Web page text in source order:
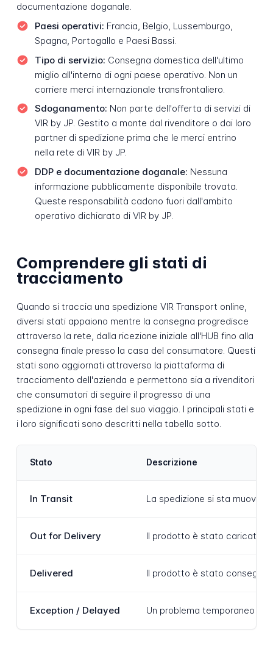
documentazione doganale.
Paesi operativi: Francia, Belgio, Lussemburgo,
Spagna, Portogallo e Paesi Bassi.
Tipo di servizio: Consegna domestica dell'ultimo
miglio all'interno di ogni paese operativo. Non un
corriere merci internazionale transfrontaliero.
Sdoganamento: Non parte dell'offerta di servizi di
VIR by JP. Gestito a monte dal rivenditore o dai loro
partner di spedizione prima che le merci entrino
nella rete di VIR by JP.
DDP e documentazione doganale: Nessuna
informazione pubblicamente disponibile trovata.
Queste responsabilità cadono fuori dall'ambito
operativo dichiarato di VIR by JP.
Comprendere gli stati di
tracciamento
Quando si traccia una spedizione VIR Transport online,
diversi stati appaiono mentre la consegna progredisce
attraverso la rete, dalla ricezione iniziale all'HUB fino alla
consegna finale presso la casa del consumatore. Questi
stati sono aggiornati attraverso la piattaforma di
tracciamento dell'azienda e permettono sia a rivenditori
che consumatori di seguire il progresso di una
spedizione in ogni fase del suo viaggio. I principali stati e
i loro significati sono descritti nella tabella sotto.
Stato Descrizione
In Transit La spedizione si sta
Out for Delivery Il prodotto è stato caricato
Delivered Il prodotto è stato
Exception / Delayed Un problema temporaneo